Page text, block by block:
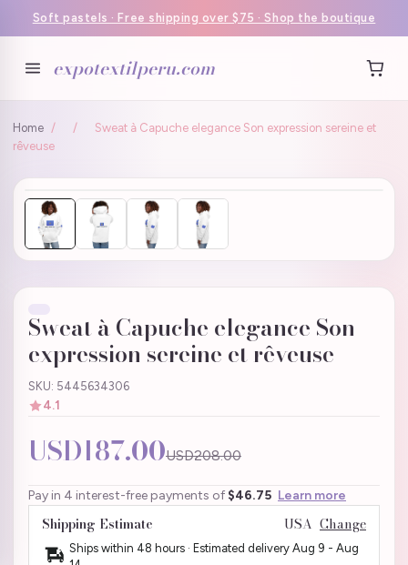
Soft pastels · Free shipping over $75 · Shop the boutique
expotextilperu.com
Home / /
Sweat à Capuche elegance Son expression sereine et
rêveuse
Sweat à Capuche elegance Son
expression sereine et rêveuse
SKU: 5445634306
4.1
USD187.00USD208.00
Pay in 4 interest-free payments of $46.75 Learn more
Shipping Estimate USA Change
Ships within 48 hours · Estimated delivery Aug 9 - Aug